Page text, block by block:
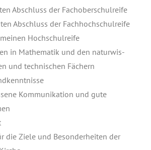
Abschluss der Fach­ober­schul­rei­fe
Abschluss der Fach­hoch­schul­rei­fe
Hochschulreife
in Mathe­ma­tik und den natur­wis­
und tech­ni­schen Fächern
Kom­mu­ni­ka­ti­on und gute
die Zie­le und Beson­der­hei­ten der